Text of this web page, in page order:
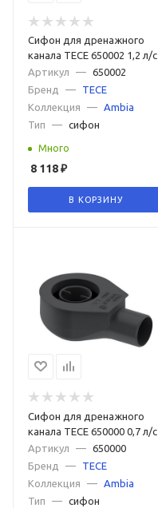
Сифон для дренажного
канала TECE 650002 1,2 л/с
Артикул
— 650002
Бренд
—
TECE
Коллекция
— Ambia
Тип
— сифон
Много
8 118₽
В КОРЗИНУ
Сифон для дренажного
канала TECE 650000 0,7 л/с
Артикул
— 650000
Бренд
—
TECE
Коллекция
—
Ambia
Тип
— сифон